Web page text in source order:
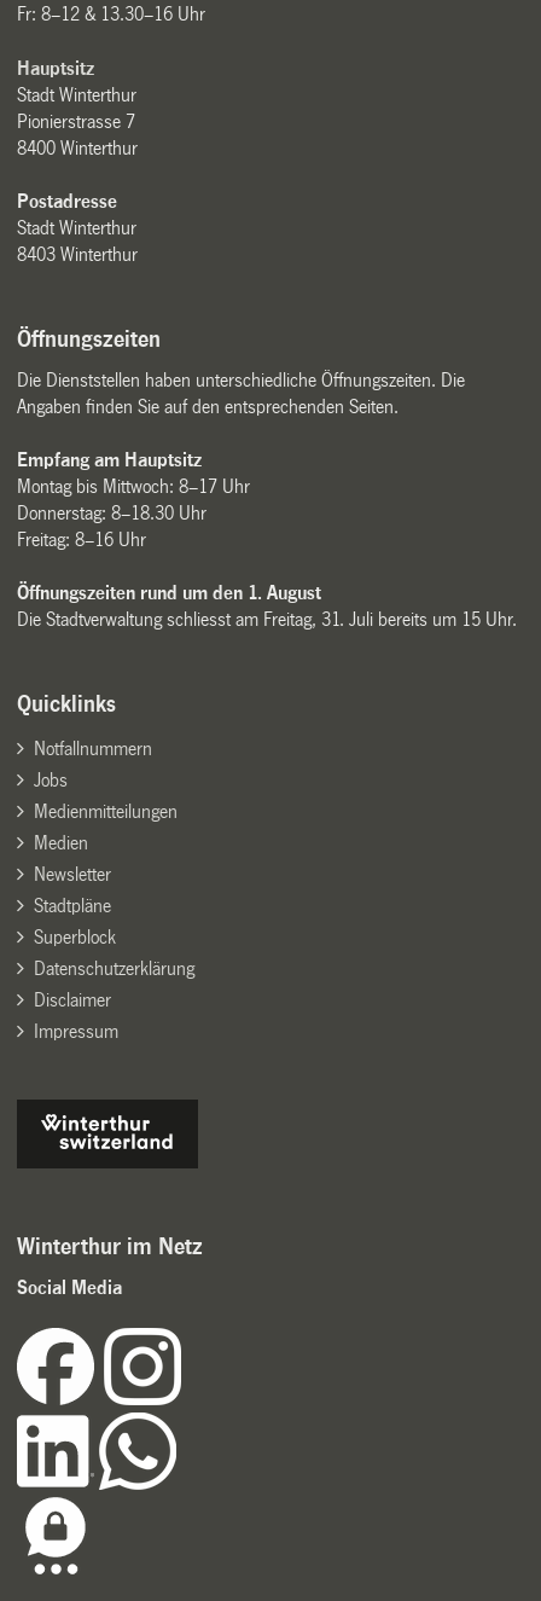
Fr: 8–12 & 13.30–16 Uhr
Hauptsitz
Stadt Winterthur
Pionierstrasse 7
8400 Winterthur
Postadresse
Stadt Winterthur
8403 Winterthur
Öffnungszeiten
Die Dienststellen haben unterschiedliche Öffnungszeiten. Die
Angaben finden Sie auf den entsprechenden Seiten.
Empfang am Hauptsitz
Montag bis Mittwoch: 8–17 Uhr
Donnerstag: 8–18.30 Uhr
Freitag: 8–16 Uhr
Öffnungszeiten rund um den 1. August
Die Stadtverwaltung schliesst am Freitag, 31. Juli bereits um 15 Uhr.
Quicklinks
Notfallnummern
Jobs
Medienmitteilungen
Medien
Newsletter
Stadtpläne
Superblock
Datenschutzerklärung
Disclaimer
Impressum
Winterthur im Netz
Social Media